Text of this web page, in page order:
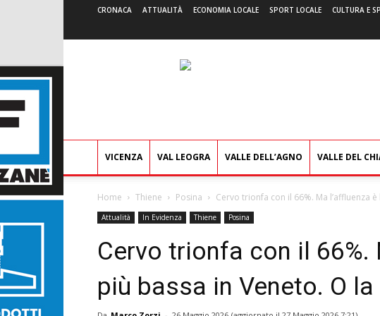
CRONACA ATTUALITÀ ECONOMIA LOCALE SPORT LOCALE CULTURA E
VICENZA VAL LEOGRA VALLE DELL’AGNO VALLE DEL
Home Thiene Posina Cervo trionfa con il 66%. Ma l’affluenza
Attualità In Evidenza Thiene Posina
Cervo trionfa con il 66%.
più bassa in Veneto. O